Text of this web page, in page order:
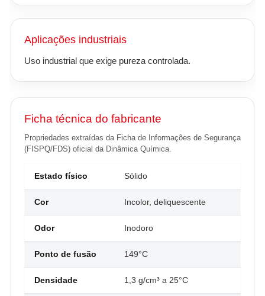
Aplicações industriais
Uso industrial que exige pureza controlada.
Ficha técnica do fabricante
Propriedades extraídas da Ficha de Informações de Segurança
(FISPQ/FDS) oficial da Dinâmica Química.
Estado físico Sólido
Cor Incolor, deliquescente
Odor Inodoro
Ponto de fusão 149°C
Densidade 1,3 g/cm³ a 25°C